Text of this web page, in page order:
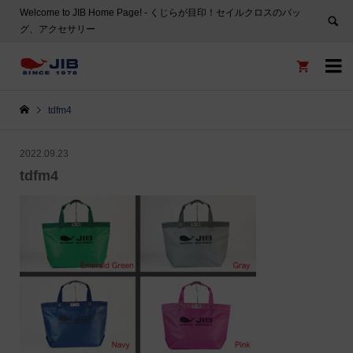
Welcome to JIB Home Page! ‐ くじらが目印！セイルクロスのバッ
グ、アクセサリー


tdfm4
2022.09.23
tdfm4